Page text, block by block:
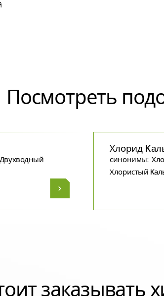
Посмотреть
Хлорид
синонимы:
Хлористый